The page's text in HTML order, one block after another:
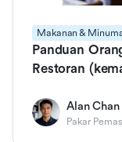
Makanan &
Panduan
Restoran
Alan Chan
Pakar